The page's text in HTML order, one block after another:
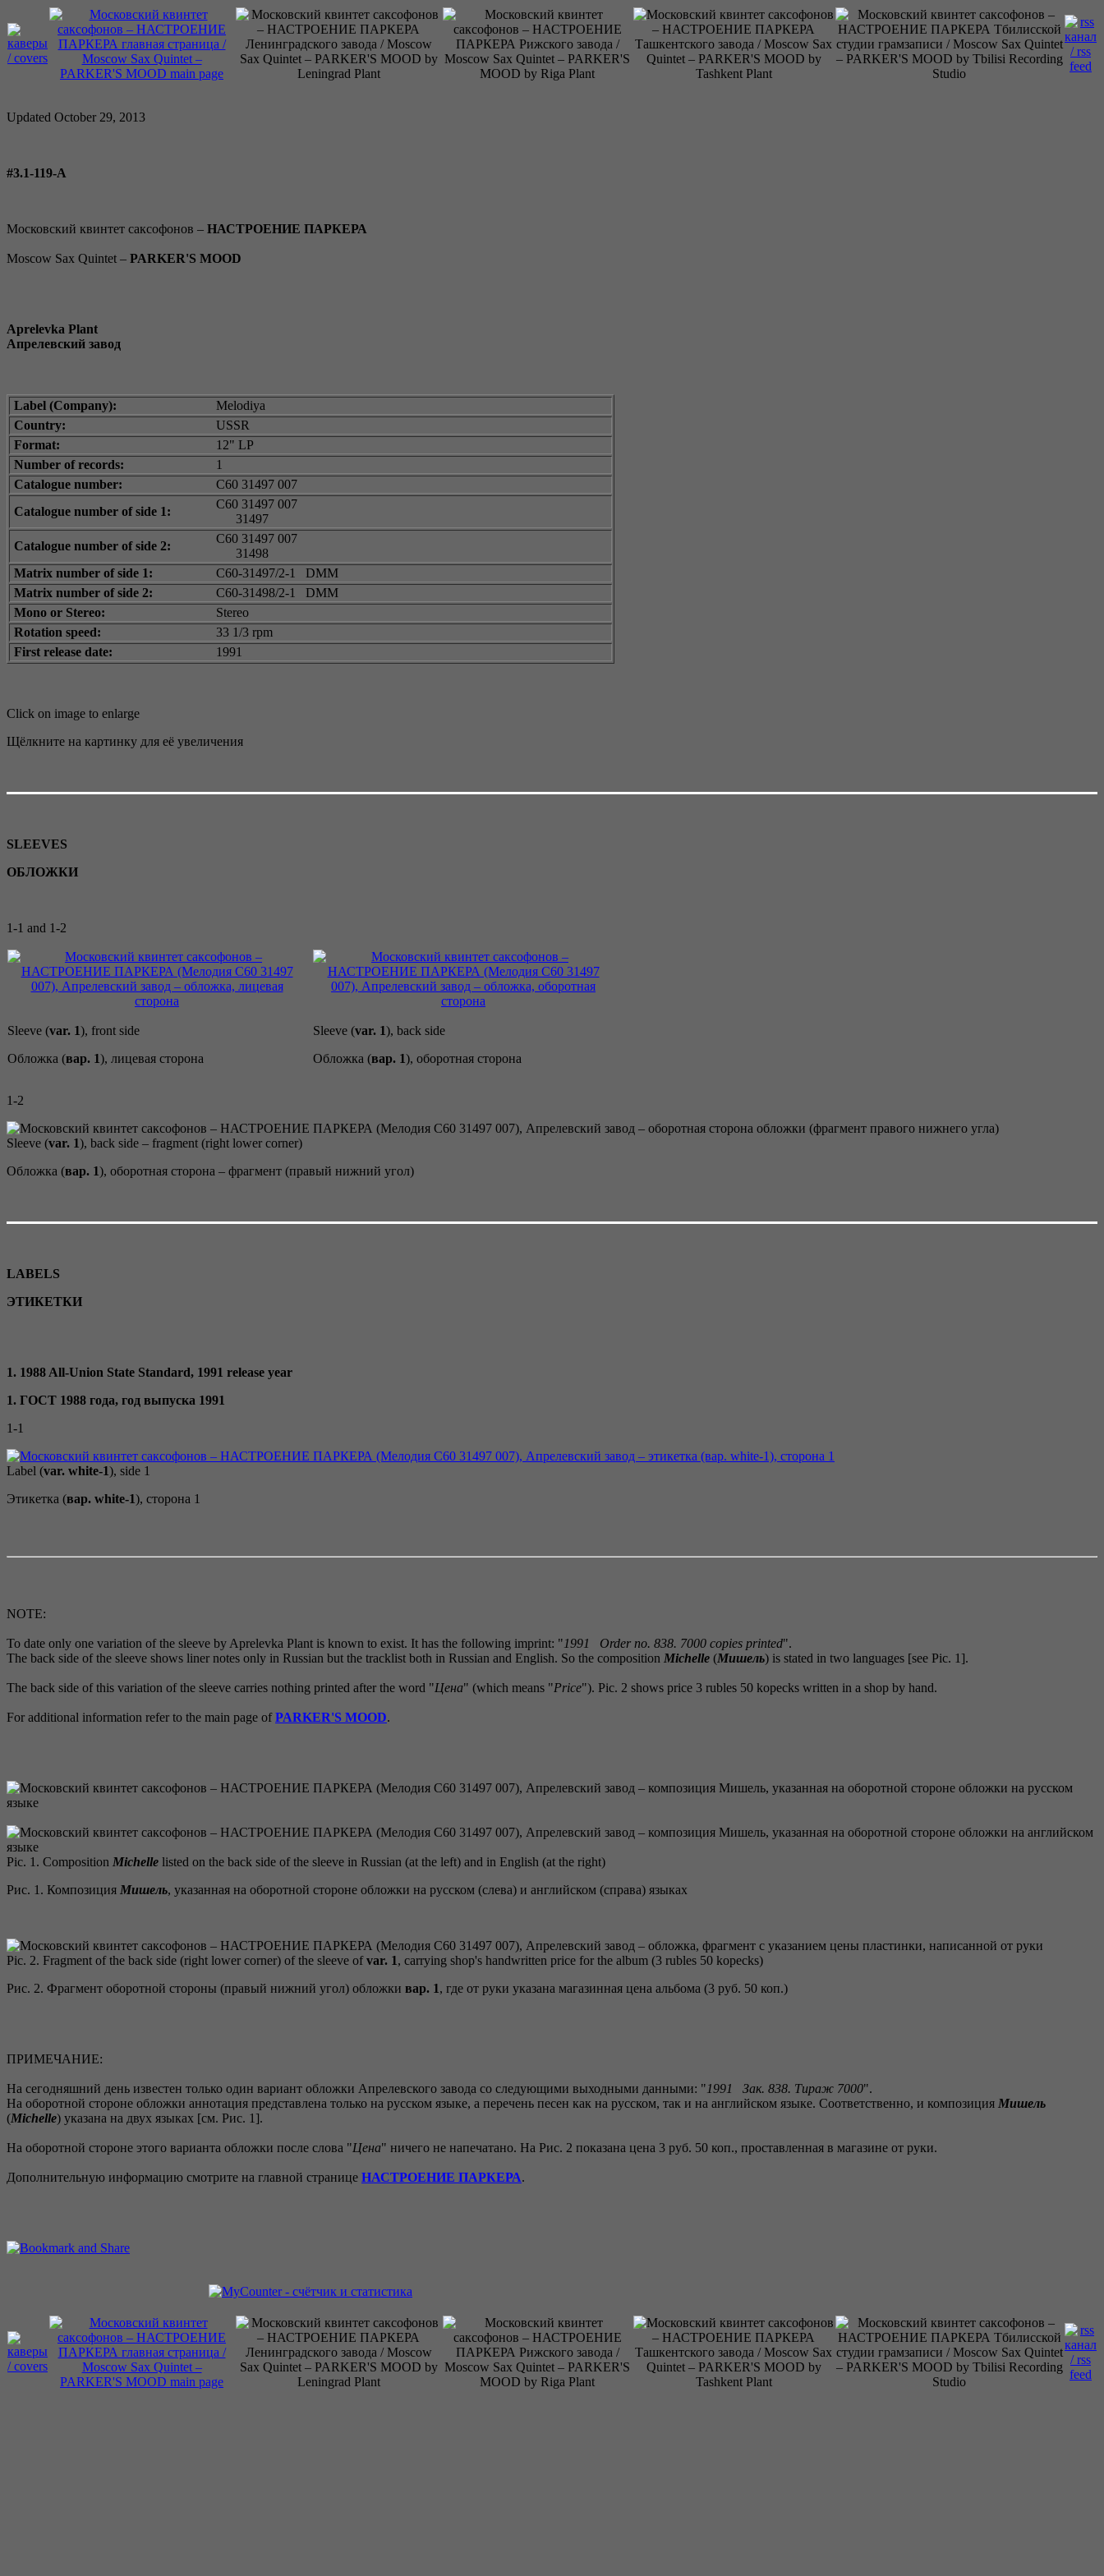
Updated October 29, 2013
#3.1-119-A
Московский квинтет саксофонов – НАСТРОЕНИЕ ПАРКЕРА
Moscow Sax Quintet – PARKER'S MOOD
Aprelevka Plant
Апрелевский завод
Label (Company):
Melodiya
Country:
USSR
Format:
12" LP
Number of records:
1
Catalogue number:
C60 31497 007
Catalogue number of side 1:
C60 31497 007
31497
Catalogue number of side 2:
C60 31497 007
31498
Matrix number of side 1:
C60-31497/2-1 DMM
Matrix number of side 2:
C60-31498/2-1 DMM
Mono or Stereo:
Stereo
Rotation speed:
33 1/3 rpm
First release date:
1991
Click on image to enlarge
Щёлкните на картинку для её увеличения
SLEEVES
ОБЛОЖКИ
1-1 and 1-2
Sleeve (var. 1), front side
Обложка (вар. 1), лицевая сторона
Sleeve (var. 1), back side
Обложка (вар. 1), оборотная сторона
1-2
Sleeve (var. 1), back side – fragment (right lower corner)
Обложка (вар. 1), оборотная сторона – фрагмент (правый нижний угол)
LABELS
ЭТИКЕТКИ
1. 1988 All-Union State Standard, 1991 release year
1. ГОСТ 1988 года, год выпуска 1991
1-1
Label (var. white-1), side 1
Этикетка (вар. white-1), сторона 1
NOTE:
To date only one variation of the sleeve by Aprelevka Plant is known to exist. It has the following imprint: "1991 Order no. 838. 7000 copies printed".
The back side of the sleeve shows liner notes only in Russian but the tracklist both in Russian and English. So the composition Michelle (Мишель) is stated in two languages [see Pic. 1].
The back side of this variation of the sleeve carries nothing printed after the word "Цена" (which means "Price"). Pic. 2 shows price 3 rubles 50 kopecks written in a shop by hand.
For additional information refer to the main page ofPARKER'S MOOD.
Pic. 1. Composition Michelle listed on the back side of the sleeve in Russian (at the left) and in English (at the right)
Рис. 1. Композиция Мишель, указанная на оборотной стороне обложки на русском (слева) и английском (справа) языках
Pic. 2. Fragment of the back side (right lower corner) of the sleeve ofvar. 1, carrying shop's handwritten price for the album (3 rubles 50 kopecks)
Рис. 2. Фрагмент оборотной стороны (правый нижний угол) обложки вар. 1, где от руки указана магазинная цена альбома (3 руб. 50 коп.)
ПРИМЕЧАНИЕ:
На сегодняшний день известен только один вариант обложки Апрелевского завода со следующими выходными данными: "1991 Зак. 838. Тираж 7000".
На оборотной стороне обложки аннотация представлена только на русском языке, а перечень песен как на русском, так и на английском языке. Соответственно, и композиция Мишель
(Michelle) указана на двух языках [см. Рис. 1].
На оборотной стороне этого варианта обложки после слова "Цена" ничего не напечатано. На Рис. 2 показана цена 3 руб. 50 коп., проставленная в магазине от руки.
Дополнительную информацию смотрите на главной странице НАСТРОЕНИЕ ПАРКЕРА.